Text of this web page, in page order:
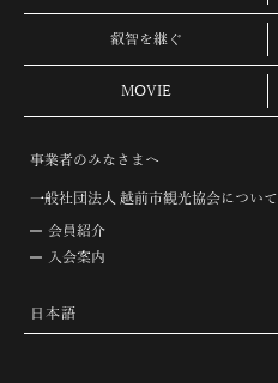
叡智を継ぐ
MOVIE
事業者のみなさまへ
一般社団法人 越前市観光協会について
会員紹介
入会案内